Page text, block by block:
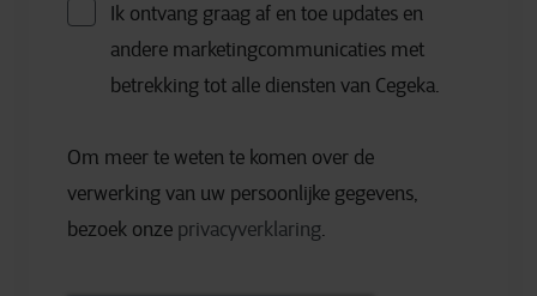
Ik ontvang graag af en toe updates en
andere marketingcommunicaties met
betrekking tot alle diensten van Cegeka.
Om meer te weten te komen over de
verwerking van uw persoonlijke gegevens,
bezoek onze privacyverklaring